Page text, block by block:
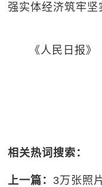
强实体经济筑牢坚
《人民日报
相关热词搜索：
上一篇： 3万张照